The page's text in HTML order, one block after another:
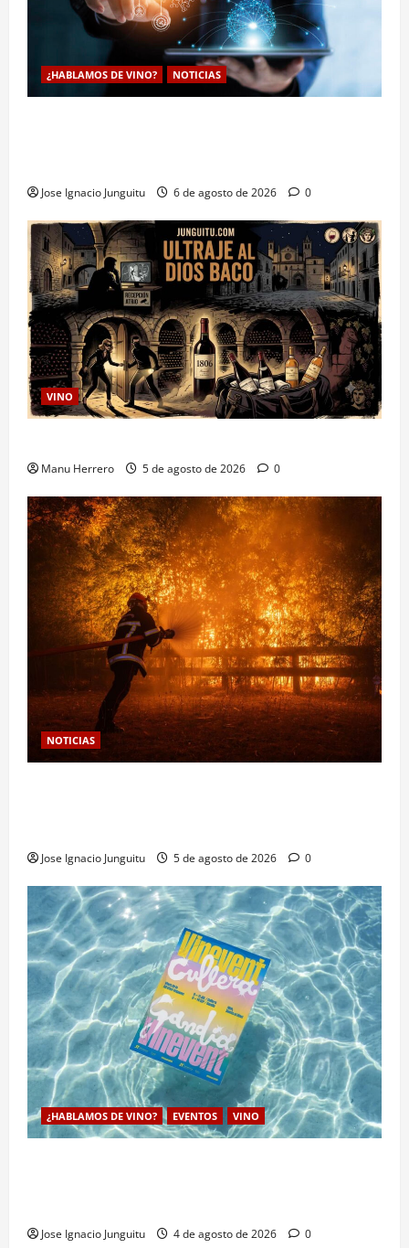
¿HABLAMOS DE VINO? NOTICIAS
Jose Ignacio Junguitu 6 de agosto de 2026 0
VINO
Manu Herrero 5 de agosto de 2026 0
NOTICIAS
Jose Ignacio Junguitu 5 de agosto de 2026 0
¿HABLAMOS DE VINO? EVENTOS VINO
Jose Ignacio Junguitu 4 de agosto de 2026 0